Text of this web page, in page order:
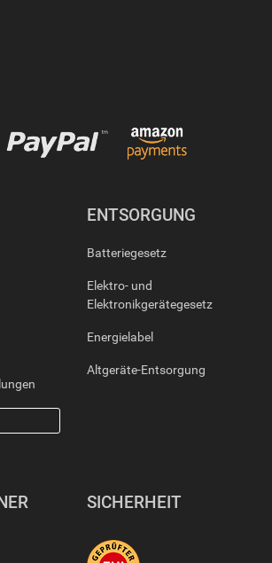
ENTSORGUNG
Batteriegesetz
Elektro- und
Elektronikgerätegesetz
Energielabel
Altgeräte-Entsorgung
SICHERHEIT